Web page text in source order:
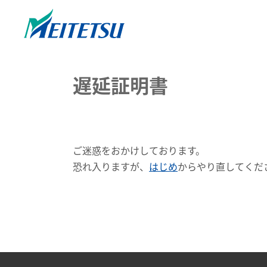
遅延証明書
ご迷惑をおかけしております。
恐れ入りますが、 はじめからやり直してくだ